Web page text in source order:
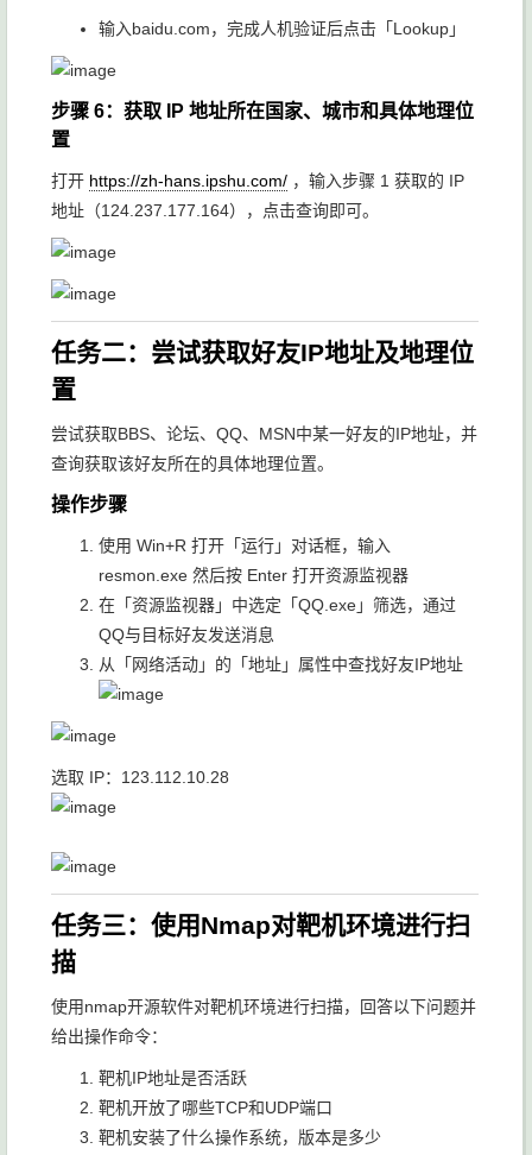
输入baidu.com，完成人机验证后点击「Lookup」
步骤 6：获取 IP 地址所在国家、城市和具体地理位
置
打开 https://zh-hans.ipshu.com/ ，输入步骤 1 获取的 IP
地址（124.237.177.164），点击查询即可。
任务二：尝试获取好友IP地址及地理位
置
尝试获取BBS、论坛、QQ、MSN中某一好友的IP地址，并
查询获取该好友所在的具体地理位置。
操作步骤
使用 Win+R 打开「运行」对话框，输入
resmon.exe 然后按 Enter 打开资源监视器
在「资源监视器」中选定「QQ.exe」筛选，通过
QQ与目标好友发送消息
从「网络活动」的「地址」属性中查找好友IP地址
选取 IP： 123.112.10.28
任务三：使用Nmap对靶机环境进行扫
描
使用nmap开源软件对靶机环境进行扫描，回答以下问题并
给出操作命令：
靶机IP地址是否活跃
靶机开放了哪些TCP和UDP端口
靶机安装了什么操作系统，版本是多少